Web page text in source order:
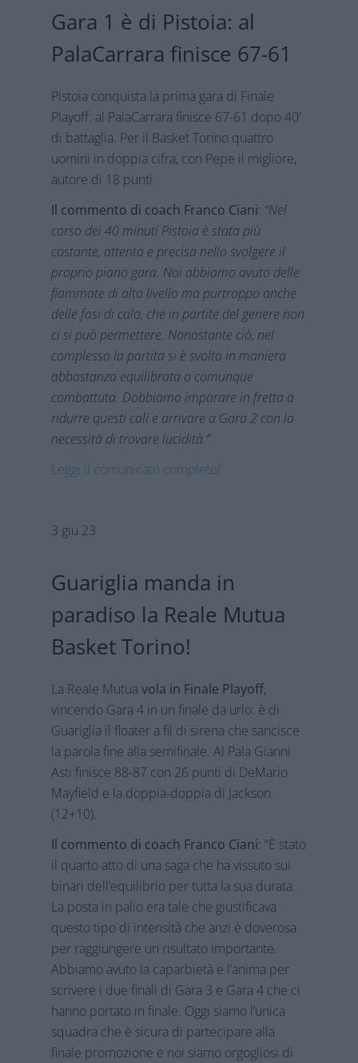
Gara 1 è di Pistoia: al
PalaCarrara finisce 67-61
Pistoia conquista la prima gara di Finale
Playoff: al PalaCarrara finisce 67-61 dopo 40’
di battaglia. Per il Basket Torino quattro
uomini in doppia cifra, con Pepe il migliore,
autore di 18 punti.
Il commento di coach Franco Ciani: “Nel
corso dei 40 minuti Pistoia è stata più
costante, attenta e precisa nello svolgere il
proprio piano gara. Noi abbiamo avuto delle
fiammate di alto livello ma purtroppo anche
delle fasi di calo, che in partite del genere non
ci si può permettere. Nonostante ciò, nel
complesso la partita si è svolta in maniera
abbastanza equilibrata o comunque
combattuta. Dobbiamo imparare in fretta a
ridurre questi cali e arrivare a Gara 2 con la
necessità di trovare lucidità.”
Leggi il comunicato completo!
3 giu 23
Guariglia manda in
paradiso la Reale Mutua
Basket Torino!
La Reale Mutua vola in Finale Playoff,
vincendo Gara 4 in un finale da urlo: è di
Guariglia il floater a fil di sirena che sancisce
la parola fine alla semifinale. Al Pala Gianni
Asti finisce 88-87 con 26 punti di DeMario
Mayfield e la doppia-doppia di Jackson
(12+10).
Il commento di coach Franco Ciani: “È stato
il quarto atto di una saga che ha vissuto sui
binari dell’equilibrio per tutta la sua durata.
La posta in palio era tale che giustificava
questo tipo di intensità che anzi è doverosa
per raggiungere un risultato importante.
Abbiamo avuto la caparbietà e l’anima per
scrivere i due finali di Gara 3 e Gara 4 che ci
hanno portato in finale. Oggi siamo l’unica
squadra che è sicura di partecipare alla
finale promozione e noi siamo orgogliosi di